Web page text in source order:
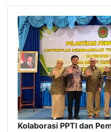
Kolaborasi PPTI dan